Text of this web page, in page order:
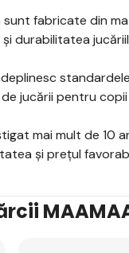
sunt fabricate din
durabilitatea
jucării pentru
mai mult de 10
și prețul